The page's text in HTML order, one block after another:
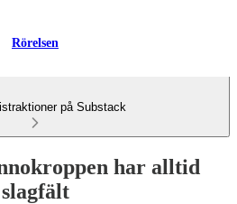
Rörelsen
på Substack
har alltid